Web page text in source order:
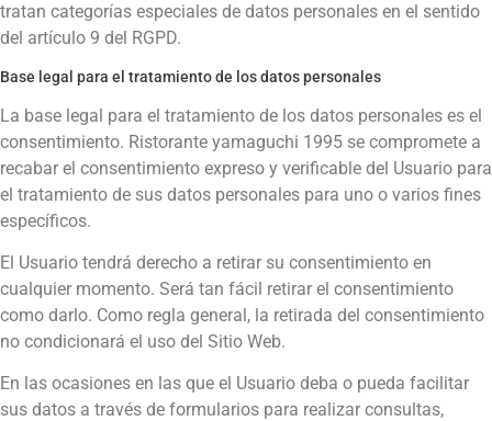
tratan categorías especiales de datos personales en el sentido
del artículo 9 del RGPD.
Base legal para el tratamiento de los datos personales
La base legal para el tratamiento de los datos personales es el
consentimiento. Ristorante yamaguchi 1995 se compromete a
recabar el consentimiento expreso y verificable del Usuario para
el tratamiento de sus datos personales para uno o varios fines
específicos.
El Usuario tendrá derecho a retirar su consentimiento en
cualquier momento. Será tan fácil retirar el consentimiento
como darlo. Como regla general, la retirada del consentimiento
no condicionará el uso del Sitio Web.
En las ocasiones en las que el Usuario deba o pueda facilitar
sus datos a través de formularios para realizar consultas,